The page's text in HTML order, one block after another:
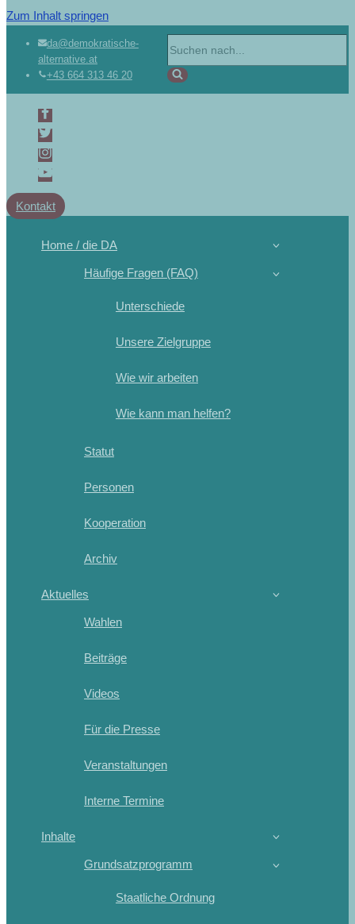
Zum Inhalt springen
da@demokratische-
alternative.at
+43 664 313 46 20
Kontakt
Home / die DA
Häufige Fragen (FAQ)
Unterschiede
Unsere Zielgruppe
Wie wir arbeiten
Wie kann man helfen?
Statut
Personen
Kooperation
Archiv
Aktuelles
Wahlen
Beiträge
Videos
Für die Presse
Veranstaltungen
Interne Termine
Inhalte
Grundsatzprogramm
Staatliche Ordnung